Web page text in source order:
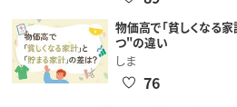
物価高で「貧しくなる
つ"の違い
しま
76